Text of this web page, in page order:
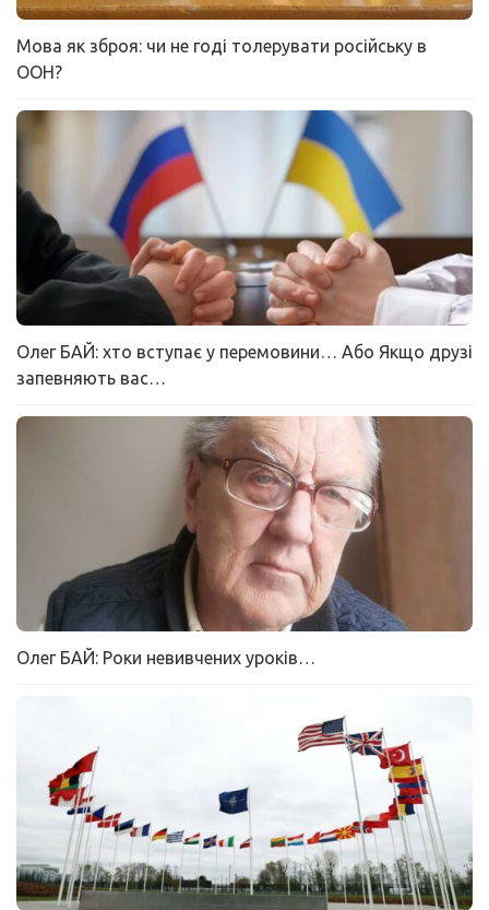
Мова як зброя: чи не годі толерувати російську в
ООН?
Олег БАЙ: хто вступає у перемовини… Або Якщо друзі
запевняють вас…
Олег БАЙ: Роки невивчених уроків…